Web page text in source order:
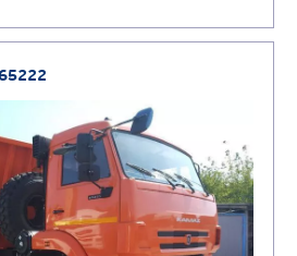
Заказать
6522